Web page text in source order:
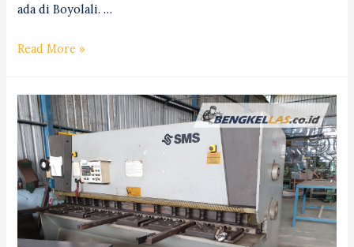
ada di Boyolali. …
Jasa
Stainless
Steel
Boyolali
#1
Read More »